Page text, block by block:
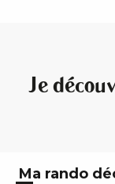
Je
Ma rando